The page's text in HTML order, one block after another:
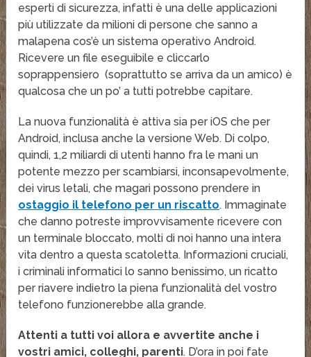
esperti di sicurezza, infatti è una delle applicazioni
più utilizzate da milioni di persone che sanno a
malapena cos’è un sistema operativo Android.
Ricevere un file eseguibile e cliccarlo
soprappensiero (soprattutto se arriva da un amico) è
qualcosa che un po’ a tutti potrebbe capitare.
La nuova funzionalità è attiva sia per iOS che per
Android, inclusa anche la versione Web. Di colpo,
quindi, 1,2 miliardi di utenti hanno fra le mani un
potente mezzo per scambiarsi, inconsapevolmente,
dei virus letali, che magari possono prendere in
ostaggio il telefono per un riscatto. Immaginate
che danno potreste improvvisamente ricevere con
un terminale bloccato, molti di noi hanno una intera
vita dentro a questa scatoletta. Informazioni cruciali,
i criminali informatici lo sanno benissimo, un ricatto
per riavere indietro la piena funzionalità del vostro
telefono funzionerebbe alla grande.
Attenti a tutti voi allora e avvertite anche i
vostri amici, colleghi, parenti. D’ora in poi fate